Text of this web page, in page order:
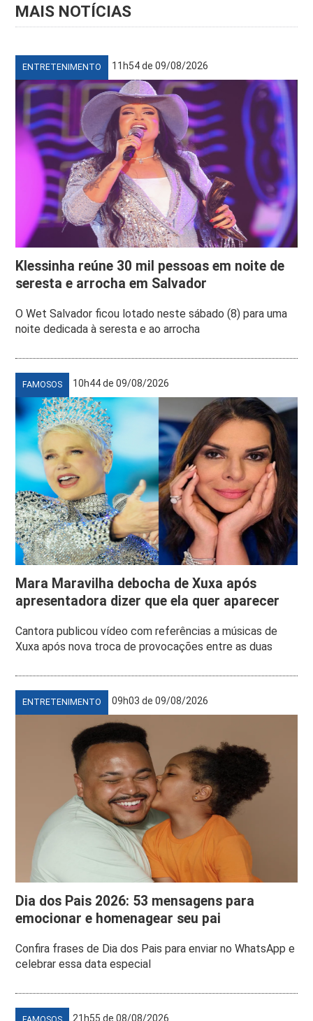
MAIS NOTÍCIAS
ENTRETENIMENTO 11h54 de 09/08/2026
Klessinha reúne 30 mil pessoas em noite de
seresta e arrocha em Salvador
O Wet Salvador ficou lotado neste sábado (8) para uma
noite dedicada à seresta e ao arrocha
FAMOSOS 10h44 de 09/08/2026
Mara Maravilha debocha de Xuxa após
apresentadora dizer que ela quer aparecer
Cantora publicou vídeo com referências a músicas de
Xuxa após nova troca de provocações entre as duas
ENTRETENIMENTO 09h03 de 09/08/2026
Dia dos Pais 2026: 53 mensagens para
emocionar e homenagear seu pai
Confira frases de Dia dos Pais para enviar no WhatsApp e
celebrar essa data especial
21h55 de 08/08/2026